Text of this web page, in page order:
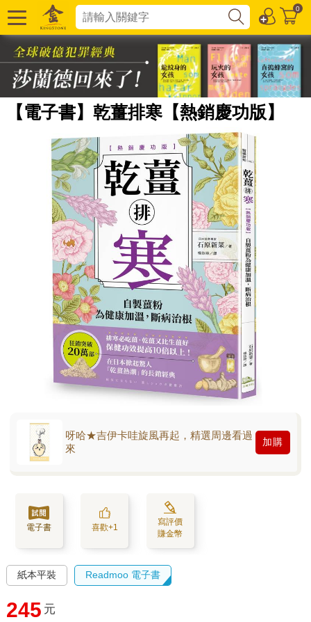
0
【電子書】乾薑排寒【熱銷慶功版】
呀哈★吉伊卡哇旋風再起，精選周邊看過
來
加購
電子書 喜歡+1
寫評價
賺金幣
紙本平裝 Readmoo 電子書
245 元